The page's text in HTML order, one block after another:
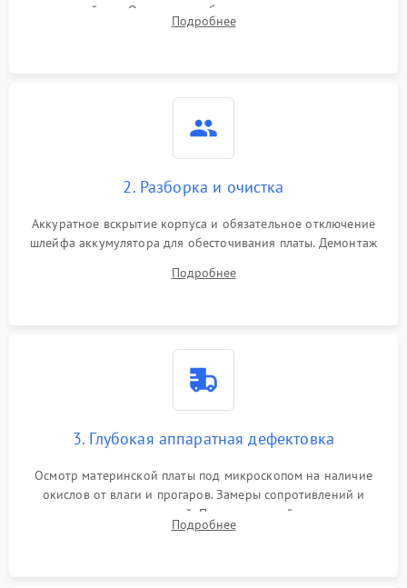
устройства. Оценка потребления тока с помощью
лабораторного блока питания для локализации проблемы.
Подробнее
2. Разборка и очистка
Аккуратное вскрытие корпуса и обязательное отключение
шлейфа аккумулятора для обесточивания платы. Демонтаж
высохшей термопасты с кристаллов чипов.
Подробнее
3. Глубокая аппаратная дефектовка
Осмотр материнской платы под микроскопом на наличие
окислов от влаги и прогаров. Замеры сопротивлений и
дежурных напряжений. Проверка цепей питания,
мультиконтроллера, процессора и видеочипа.
Подробнее